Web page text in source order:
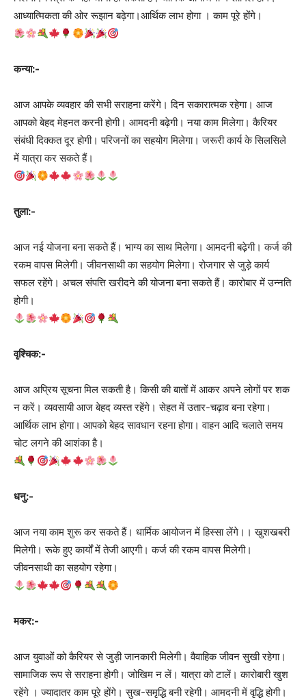
आध्यात्मिकता की ओर रूझान बढ़ेगा।आर्थिक लाभ होगा । काम पूरे होंगे।
कन्या:-
आज आपके व्यवहार की सभी सराहना करेंगे। दिन सकारात्मक रहेगा। आज
आपको बेहद मेहनत करनी होगी। आमदनी बढ़ेगी। नया काम मिलेगा। कैरियर
संबंधी दिक्कत दूर होगी। परिजनों का सहयोग मिलेगा। जरूरी कार्य के सिलसिले
में यात्रा कर सकते हैं।
तुला:-
आज नई योजना बना सकते हैं। भाग्य का साथ मिलेगा। आमदनी बढ़ेगी। कर्ज की
रकम वापस मिलेगी। जीवनसाथी का सहयोग मिलेगा। रोजगार से जुड़े कार्य
सफल रहेंगे। अचल संपत्ति खरीदने की योजना बना सकते हैं। कारोबार में उन्नति
होगी।
वृश्चिक:-
आज अप्रिय सूचना मिल सकती है। किसी की बातों में आकर अपने लोगों पर शक
न करें। व्यवसायी आज बेहद व्यस्त रहेंगे। सेहत में उतार-चढ़ाव बना रहेगा।
आर्थिक लाभ होगा। आपको बेहद सावधान रहना होगा। वाहन आदि चलाते समय
चोट लगने की आशंका है।
धनु:-
आज नया काम शुरू कर सकते हैं। धार्मिक आयोजन में हिस्सा लेंगे।। खुशखबरी
मिलेगी। रूके हुए कार्यों में तेजी आएगी। कर्ज की रकम वापस मिलेगी।
जीवनसाथी का सहयोग रहेगा।
मकर:-
आज युवाओं को कैरियर से जुड़ी जानकारी मिलेगी। वैवाहिक जीवन सुखी रहेगा।
सामाजिक रूप से सराहना होगी। जोखिम न लें। यात्रा को टालें। कारोबारी खुश
रहेंगे । ज्यादातर काम पूरे होंगे। सुख-समृद्धि बनी रहेगी। आमदनी में वृद्धि होगी।